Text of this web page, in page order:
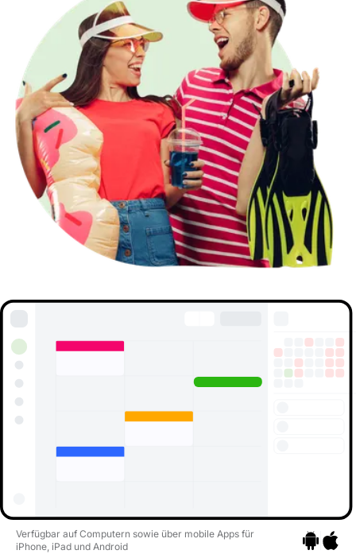
Verfügbar auf Computern sowie über mobile Apps für
iPhone, iPad und Android